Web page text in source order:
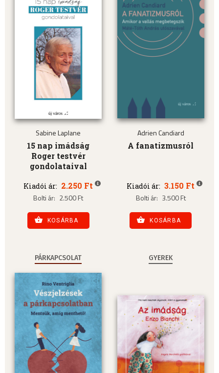
Sabine Laplane
15 nap imádság
Roger testvér
gondolataival
Kiadói ár: 2.250 Ft
Bolti ár: 2.500 Ft
KOSÁRBA
Adrien Candiard
A fanatizmusról
Kiadói ár: 3.150 Ft
Bolti ár: 3.500 Ft
KOSÁRBA
PÁRKAPCSOLAT GYEREK